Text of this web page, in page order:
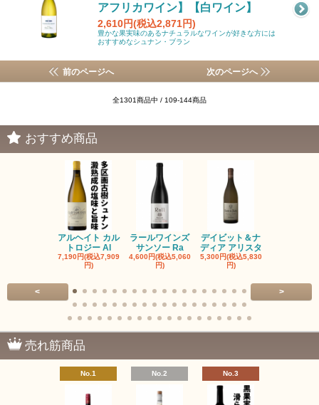
アフリカワイン】【白ワイン】
2,610円(税込2,871円)
豊かな果実味のあるナチュラルなワインが好きな方には
おすすめなシュナン・ブラン
前のページへ 次のページへ
全1301商品中 / 109-144商品
おすすめ商品
アルヘイト カル
トロジー Al
7,190円(税込7,909
円)
ラールワインズ
サンソー Ra
4,600円(税込5,060
円)
デイビット＆ナ
ディア アリスタ
5,300円(税込5,830
円)
< >
売れ筋商品
No.1 No.2 No.3